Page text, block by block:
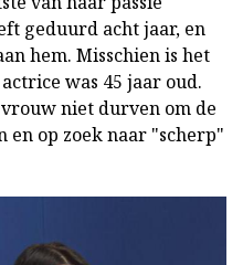
geduurd acht jaar, en
hem. Misschien is het
was 45 jaar oud.
niet durven om de
en op zoek naar "scherp"